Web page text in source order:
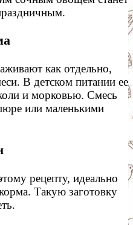
как отдельно,
В детском питании ее
и морковью. Смесь
или маленькими
рецепту, идеально
Такую заготовку